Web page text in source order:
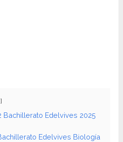
Bachillerato Edelvives 2025
Edelvives Biología